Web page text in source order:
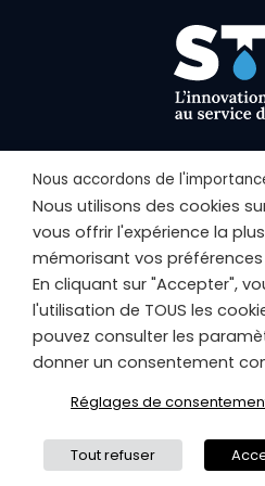
Suivez nous sur
Nous contacter
Sciences et Techniques de
Savoie Technolac – 17 allée
90374
Nous contacter
Nous accordons de
Nous utilisons des cookies
vous offrir l'expérience la
mémorisant vos
En cliquant sur "Accepter",
l'utilisation de TOUS les
pouvez consulter les
donner un consentement
Réglages de
Tout refuser